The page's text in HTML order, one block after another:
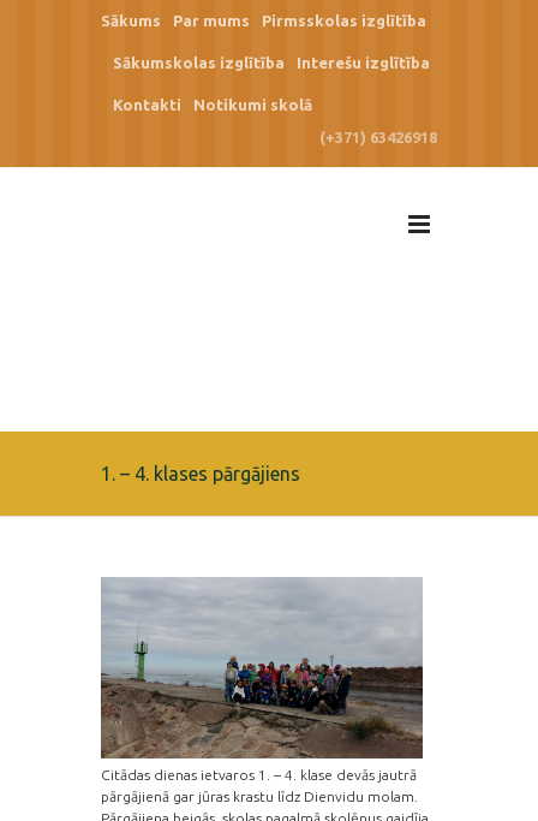
Sākums Par mums Pirmsskolas izglītība
Sākumskolas izglītība Interešu izglītība
Kontakti
Notikumi skolā
(+371) 63426918
1. – 4. klases pārgājiens
Citādas dienas ietvaros 1. – 4. klase devās jautrā
pārgājienā gar jūras krastu līdz Dienvidu molam.
Pārgājiena beigās, skolas pagalmā skolēnus gaidīja